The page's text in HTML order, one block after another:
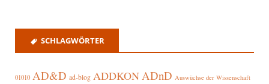
SCHLAGWÖRTER
01010 AD&D ad-blog ADDKONADnD Auswüchse der Wissenschaft